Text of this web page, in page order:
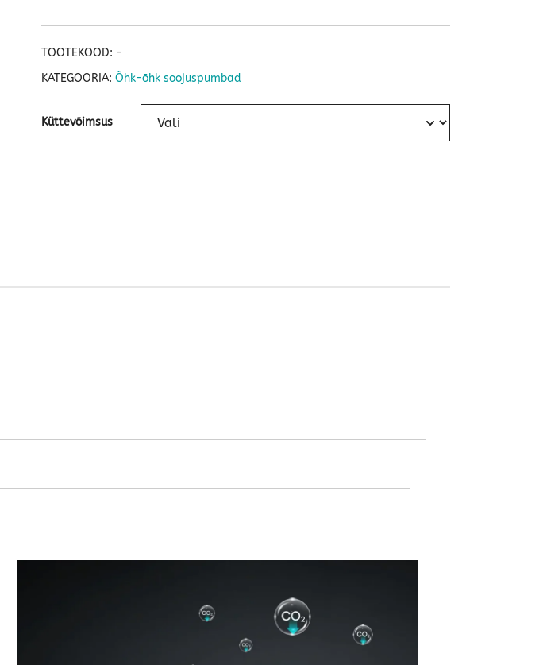
TOOTEKOOD: -
KATEGOORIA: Õhk-õhk soojuspumbad
Küttevõimsus